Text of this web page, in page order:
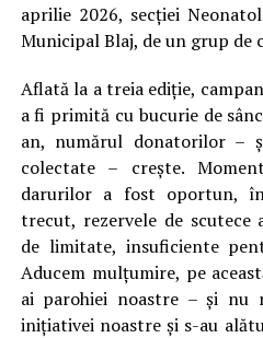
aprilie 2026, secției
Municipal Blaj, de un grup de
Aflată la a treia ediție,
a fi primită cu bucurie de
an, numărul donatorilor –
colectate – crește.
darurilor a fost oportun,
trecut, rezervele de
de limitate, insuficiente
Aducem mulțumire, pe
ai parohiei noastre – și nu
inițiativei noastre și s-au